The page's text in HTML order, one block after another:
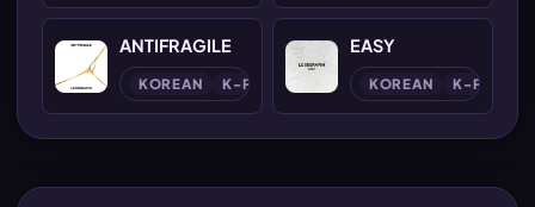
ANTIFRAGILE
KOREAN K-POP
EASY
KOREAN K-POP